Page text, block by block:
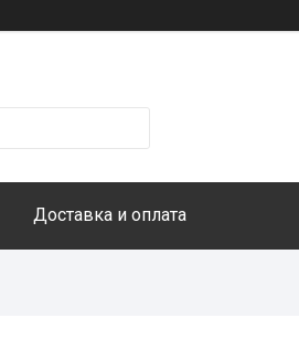
Доставка и оплата